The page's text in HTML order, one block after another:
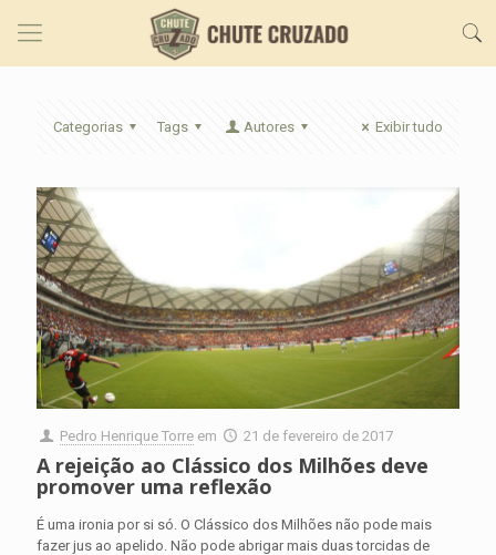
Categorias Tags Autores Exibir tudo
Pedro Henrique Torre em 21 de fevereiro de 2017
A rejeição ao Clássico dos Milhões deve
promover uma reflexão
É uma ironia por si só. O Clássico dos Milhões não pode mais
fazer jus ao apelido. Não pode abrigar mais duas torcidas de